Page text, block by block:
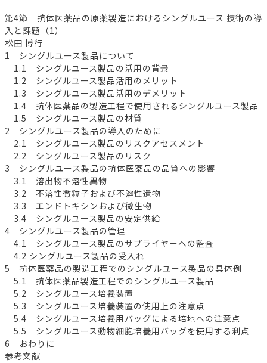
第4節 抗体医薬品の原薬製造におけるシングルユース 技術の導
入と課題（1）
松田 博行
1 シングルユース製品について
1.1 シングルユース製品の活用の背景
1.2 シングルユース製品活用のメリット
1.3 シングルユース製品活用のデメリット
1.4 抗体医薬品の製造工程で使用されるシングルユース製品
1.5 シングルユース製品の材質
2 シングルユース製品の導入のために
2.1 シングルユース製品のリスクアセスメント
2.2 シングルユース製品のリスク
3 シングルユース製品の抗体医薬品の品質への影響
3.1 溶出物不溶性異物
3.2 不溶性微粒子および不溶性遺物
3.3 エンドトキシンおよび微生物
3.4 シングルユース製品の安定供給
4 シングルユース製品の管理
4.1 シングルユース製品のサプライヤーへの監査
4.2 シングルユース製品の受入れ
5 抗体医薬品の製造工程でのシングルユース製品の具体例
5.1 抗体医薬品製造工程でのシングルユース製品
5.2 シングルユース培養装置
5.3 シングルユース培養装置の使用上の注意点
5.4 シングルユース培養用バッグによる培地への注意点
5.5 シングルユース動物細胞培養用バッグを使用する利点
6 おわりに
参考文献